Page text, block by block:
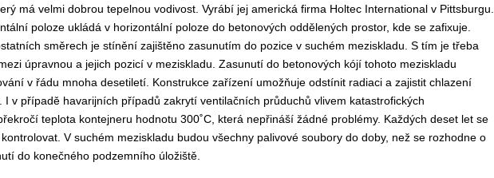
má velmi dobrou tepelnou vodivost. Vyrábí jej americká firma Holtec International v Pittsburgu.
poloze ukládá v horizontální poloze do betonových oddělených prostor, kde se zafixuje.
směrech je stínění zajištěno zasunutím do pozice v suchém meziskladu. S tím je třeba
úpravnou a jejich pozicí v meziskladu. Zasunutí do betonových kójí tohoto meziskladu
v řádu mnoha desetiletí. Konstrukce zařízení umožňuje odstínit radiaci a zajistit chlazení
v případě havarijních případů zakrytí ventilačních průduchů vlivem katastrofických
teplota kontejneru hodnotu 300˚C, která nepřináší žádné problémy. Každých deset let se
V suchém meziskladu budou všechny palivové soubory do doby, než se rozhodne o
do konečného podzemního úložiště.